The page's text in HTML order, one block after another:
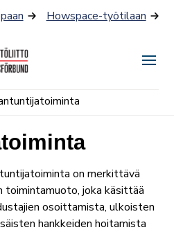
Howspace-työtilaan
on merkittävä
toimintamuoto, joka käsittää
osoittamista, ulkoisten
hankkeiden hoitamista